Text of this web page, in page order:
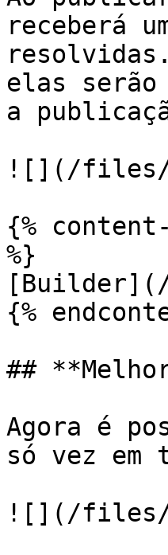
receberá
elas serão
a
![](/files/-
{% content-
%}
{%
##
Agora é
só vez em
![](/files/-